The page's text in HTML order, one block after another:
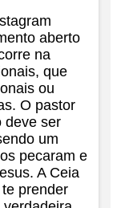
aberto
na
que
ou
O pastor
deve ser
um
pecaram e
A Ceia
prender